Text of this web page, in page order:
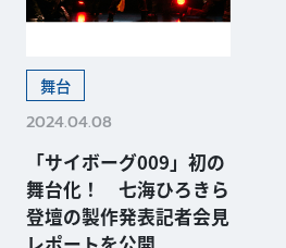
舞台
2024.04.08
「サイボーグ009」初の
舞台化！ 七海ひろきら
登壇の製作発表記者会見